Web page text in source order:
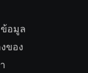
อมูล
ของ